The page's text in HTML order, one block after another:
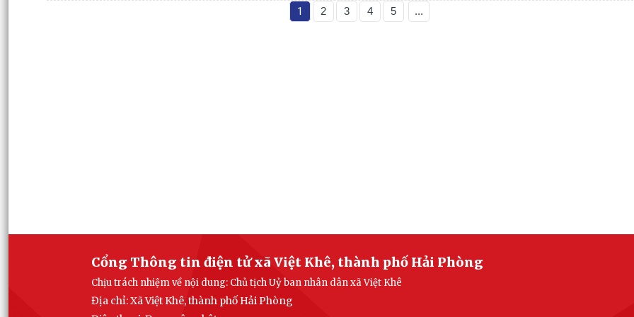
1 2 3 4 5 ...
Cổng Thông tin điện tử xã Việt Khê, thành phố Hải Phòng
Chịu trách nhiệm về nội dung: Chủ tịch Uỷ ban nhân dân xã Việt Khê
Địa chỉ: Xã Việt Khê, thành phố Hải Phòng